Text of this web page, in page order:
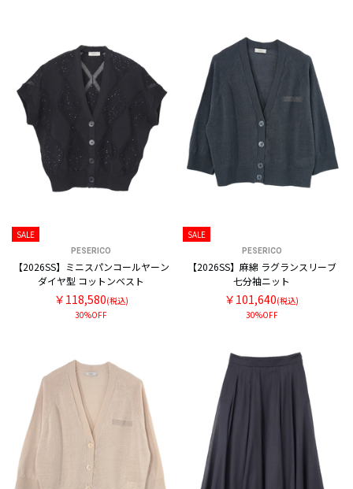
SALE
PESERICO
【2026SS】ミニスパンコールヤーン
ダイヤ型 コットンベスト
￥118,580(税込)
30%OFF
SALE
PESERICO
【2026SS】麻綿 ラグランスリーブ
七分袖ニット
￥101,640(税込)
30%OFF